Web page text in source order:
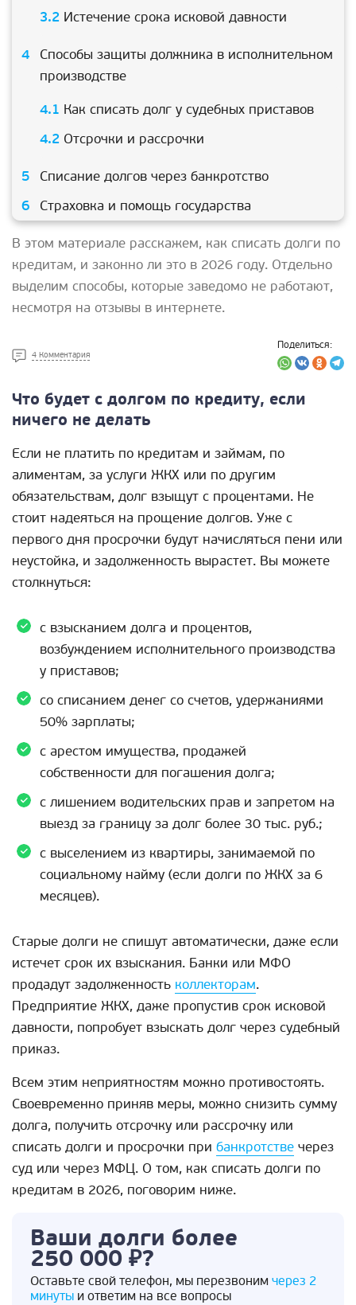
Истечение срока исковой давности
Способы защиты должника в исполнительном
производстве
Как списать долг у судебных приставов
Отсрочки и рассрочки
Списание долгов через банкротство
Страховка и помощь государства
В этом материале расскажем, как списать долги по
кредитам, и законно ли это в 2026 году. Отдельно
выделим способы, которые заведомо не работают,
несмотря на отзывы в интернете.
4 Комментария
Поделиться:
Что будет с долгом по кредиту, если
ничего не делать
Если не платить по кредитам и займам, по
алиментам, за услуги ЖКХ или по другим
обязательствам, долг взыщут с процентами. Не
стоит надеяться на прощение долгов. Уже с
первого дня просрочки будут начисляться пени или
неустойка, и задолженность вырастет. Вы можете
столкнуться:
с взысканием долга и процентов,
возбуждением исполнительного производства
у приставов;
со списанием денег со счетов, удержаниями
50% зарплаты;
с арестом имущества, продажей
собственности для погашения долга;
с лишением водительских прав и запретом на
выезд за границу за долг более 30 тыс. руб.;
с выселением из квартиры, занимаемой по
социальному найму (если долги по ЖКХ за 6
месяцев).
Старые долги не спишут автоматически, даже если
истечет срок их взыскания. Банки или МФО
продадут задолженность коллекторам.
Предприятие ЖКХ, даже пропустив срок исковой
давности, попробует взыскать долг через судебный
приказ.
Всем этим неприятностям можно противостоять.
Своевременно приняв меры, можно снизить сумму
долга, получить отсрочку или рассрочку или
списать долги и просрочки при банкротстве через
суд или через МФЦ. О том, как списать долги по
кредитам в 2026, поговорим ниже.
Ваши долги более
250 000 ₽?
Оставьте свой телефон, мы перезвоним через 2
минуты и ответим на все вопросы